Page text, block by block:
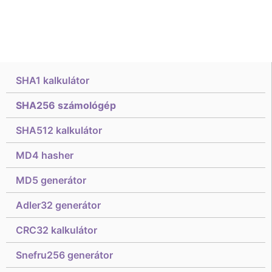
SHA1 kalkulátor
SHA256 számológép
SHA512 kalkulátor
MD4 hasher
MD5 generátor
Adler32 generátor
CRC32 kalkulátor
Snefru256 generátor